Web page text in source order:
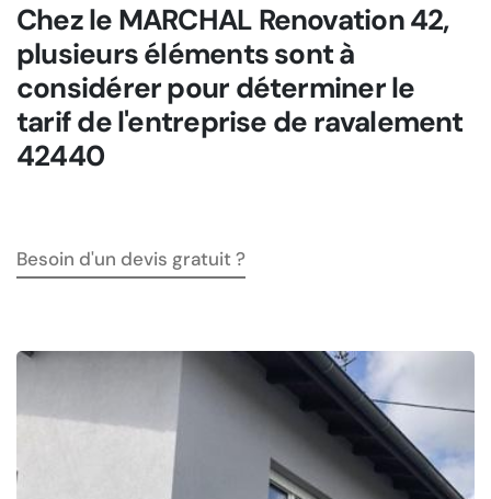
Chez le MARCHAL Renovation 42,
plusieurs éléments sont à
considérer pour déterminer le
tarif de l'entreprise de ravalement
42440
Besoin d'un devis gratuit ?